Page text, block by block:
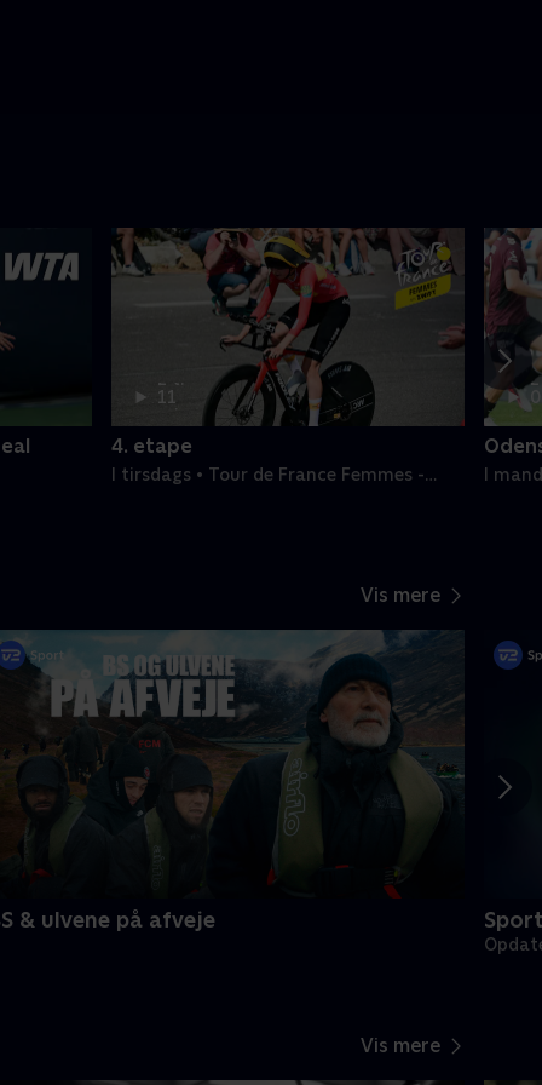
2 t.
11
min
4. etape
I tirsdags • Tour de France Femmes -
I
Vis mere
& ulvene på afveje
Vis mere